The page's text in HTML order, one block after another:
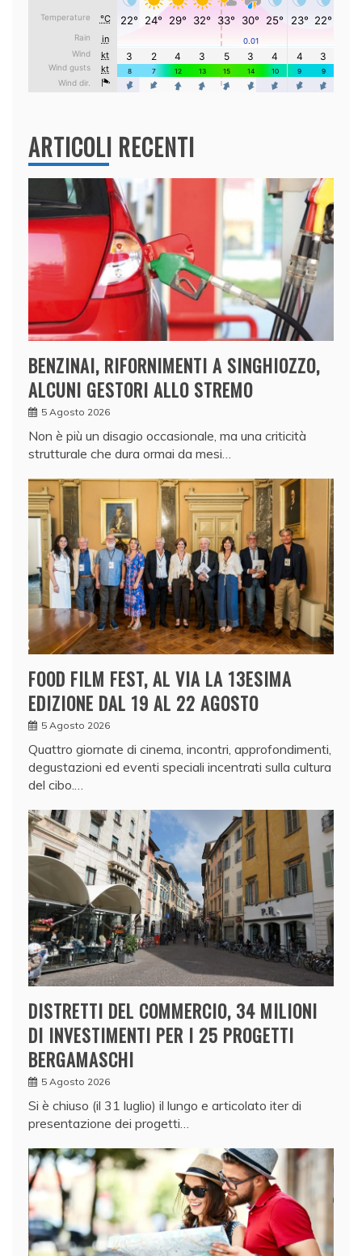
ARTICOLI RECENTI
BENZINAI, RIFORNIMENTI A SINGHIOZZO,
ALCUNI GESTORI ALLO STREMO
5 Agosto 2026
Non è più un disagio occasionale, ma una criticità
strutturale che dura ormai da mesi…
FOOD FILM FEST, AL VIA LA 13ESIMA
EDIZIONE DAL 19 AL 22 AGOSTO
5 Agosto 2026
Quattro giornate di cinema, incontri, approfondimenti,
degustazioni ed eventi speciali incentrati sulla cultura
del cibo.…
DISTRETTI DEL COMMERCIO, 34 MILIONI
DI INVESTIMENTI PER I 25 PROGETTI
BERGAMASCHI
5 Agosto 2026
Si è chiuso (il 31 luglio) il lungo e articolato iter di
presentazione dei progetti…